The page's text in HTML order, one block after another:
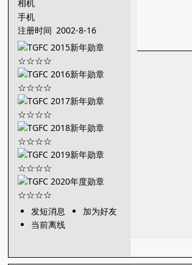
相机
手机
注册时间 2002-8-16
发短消息
加为好友
当前离线